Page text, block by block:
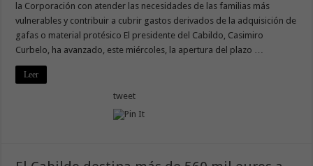
la Corporación con atender las necesidades de las familias más
vulnerables y contribuir a cubrir gastos derivados de la adquisición de
gafas o material protésico El presidente del Cabildo, Casimiro
Curbelo, ha avanzado, este miércoles, la apertura del plazo …
Leer
tweet